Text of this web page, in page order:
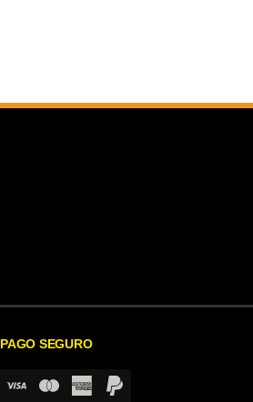
PAGO SEGURO